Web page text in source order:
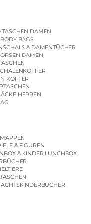
DAMEN
BAGS
& DAMENTÜCHER
DAMEN
KOFFER
HERREN
& FIGUREN
& KINDER LUNCHBOX